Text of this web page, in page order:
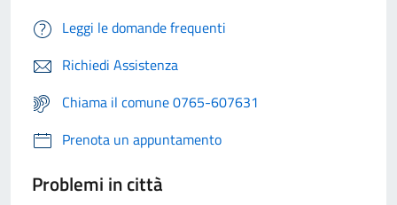
Leggi le domande frequenti
Richiedi Assistenza
Chiama il comune 0765-607631
Prenota un appuntamento
Problemi in città